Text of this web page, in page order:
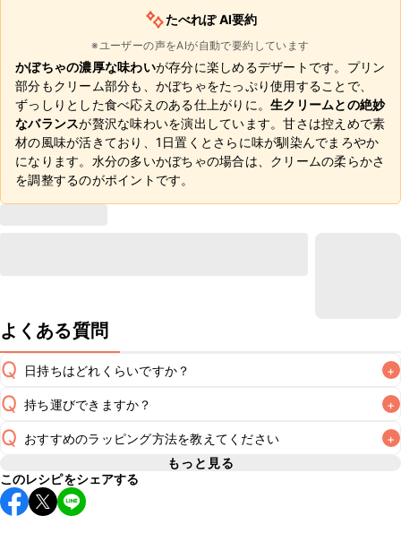
たべれぽ AI要約
※ユーザーの声をAIが自動で要約しています
かぼちゃの濃厚な味わいが存分に楽しめるデザートです。プリン
部分もクリーム部分も、かぼちゃをたっぷり使用することで、
ずっしりとした食べ応えのある仕上がりに。 生クリームとの絶妙
なバランスが贅沢な味わいを演出しています。甘さは控えめで素
材の風味が活きており、1日置くとさらに味が馴染んでまろやか
になります。水分の多いかぼちゃの場合は、クリームの柔らかさ
を調整するのがポイントです。
よくある質問
Q 日持ちはどれくらいですか？ +
A
保存期間は冷蔵で当日中が目安です。なるべくお早めにお召
こちらの注意事項をご確認の上、正し
Q 持ち運びできますか？ +
A
要冷蔵のスイーツのため長時間のお持ち運びには不向きです
が、保冷剤を添えていただけば短時間でのお持ち運びは可能
です。お持ち運びの際は保冷剤を添え、お持ち運び後はすぐ
Q おすすめのラッピング方法を教えてください +
A
こちらでおすすめのラッピング方法をご紹介しています。な
お、要冷蔵のスイーツのため、お持ち運びの際は保冷剤をつ
もっと見る
このレシピをシェアする